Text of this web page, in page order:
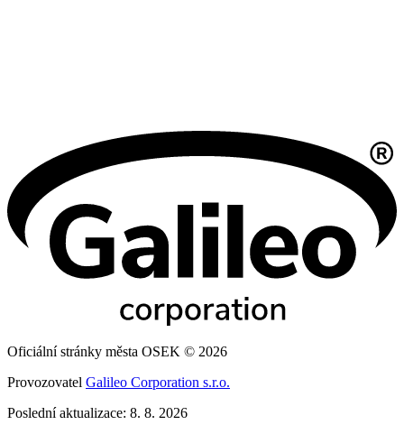
Oficiální stránky města OSEK © 2026
Provozovatel Galileo Corporation s.r.o.
Poslední aktualizace: 8. 8. 2026